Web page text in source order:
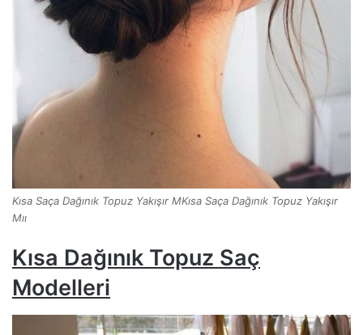
Kısa Saça Dağınık Topuz Yakışır MKısa Saça Dağınık Topuz Yakışır
Mıı
Kısa Dağınık Topuz Saç
Modelleri